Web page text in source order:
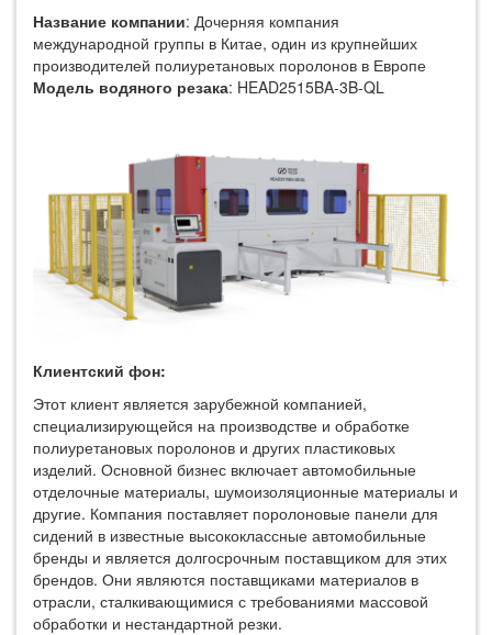
Название компании: Дочерняя компания
международной группы в Китае, один из крупнейших
производителей полиуретановых поролонов в Европе
Модель водяного резака: HEAD2515BA-3B-QL
Клиентский фон:
Этот клиент является зарубежной компанией,
специализирующейся на производстве и обработке
полиуретановых поролонов и других пластиковых
изделий. Основной бизнес включает автомобильные
отделочные материалы, шумоизоляционные материалы и
другие. Компания поставляет поролоновые панели для
сидений в известные высококлассные автомобильные
бренды и является долгосрочным поставщиком для этих
брендов. Они являются поставщиками материалов в
отрасли, сталкивающимися с требованиями массовой
обработки и нестандартной резки.